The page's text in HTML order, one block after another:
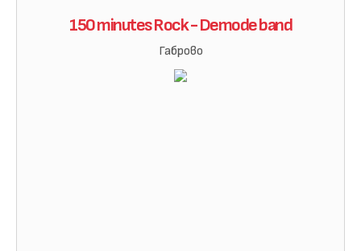
150 minutes Rock - Demode band
Габрово